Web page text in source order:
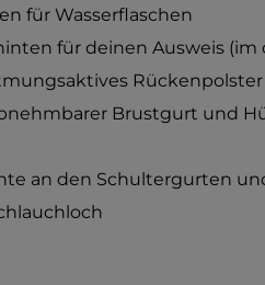
für Wasserflaschen
für deinen Ausweis (im
Rückenpolster
Brustgurt und
an den Schultergurten